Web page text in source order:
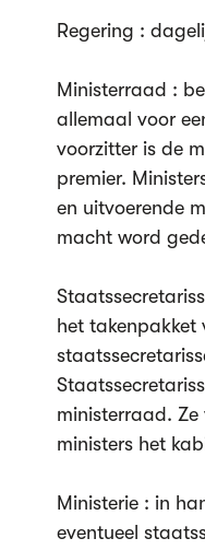
Regering :
Ministerraad :
allemaal voor
voorzitter is de
premier.
en uitvoerende
macht word
het takenpakket
ministerraad. Ze
ministers het
Ministerie : in
eventueel